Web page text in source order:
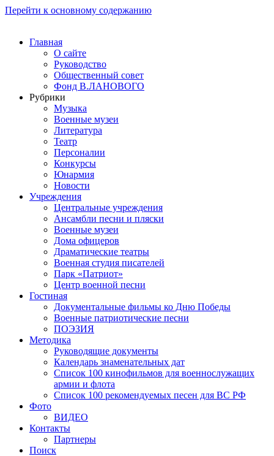
Перейти к основному содержанию
Главная
О сайте
Руководство
Общественный совет
Фонд В.ЛАНОВОГО
Рубрики
Музыка
Военные музеи
Литература
Театр
Персоналии
Конкурсы
Юнармия
Новости
Учреждения
Центральные учреждения
Ансамбли песни и пляски
Военные музеи
Дома офицеров
Драматические театры
Военная студия писателей
Парк «Патриот»
Центр военной песни
Гостиная
Документальные фильмы ко Дню Победы
Военные патриотические песни
ПОЭЗИЯ
Методика
Руководящие документы
Календарь знаменательных дат
Список 100 кинофильмов для военнослужащих
армии и флота
Список 100 рекомендуемых песен для ВС РФ
Фото
ВИДЕО
Контакты
Партнеры
Поиск